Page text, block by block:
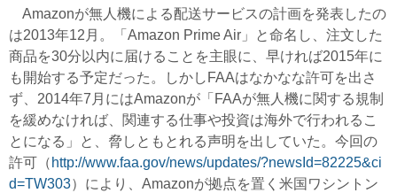
Amazonが無人機による配送サービスの計画を発表したの
は2013年12月。「Amazon Prime Air」と命名し、注文した
商品を30分以内に届けることを主眼に、早ければ2015年に
も開始する予定だった。しかしFAAはなかなな許可を出さ
ず、2014年7月にはAmazonが「FAAが無人機に関する規制
を緩めなければ、関連する仕事や投資は海外で行われるこ
とになる」と、脅しともとれる声明を出していた。今回の
許可（ http://www.faa.gov/news/updates/?newsId=82225&ci
d=TW303）により、Amazonが拠点を置く米国ワシントン